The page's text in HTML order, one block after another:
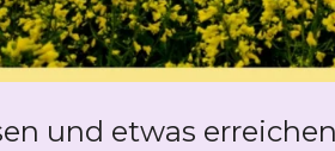
und etwas